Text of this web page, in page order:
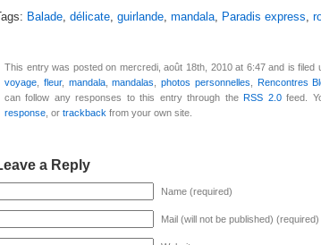
Balade délicate guirlande mandala Paradis express
This entry was posted on mercredi, août 18th, 2010 at 6:47 and is filed
voyage
fleur, mandala,mandalas photos personnelles Rencontres
can follow any responses to this entry through theRSS 2.0feed.
response , or trackback from your own site.
a Reply
Name (required)
Mail (will not be published) (required)